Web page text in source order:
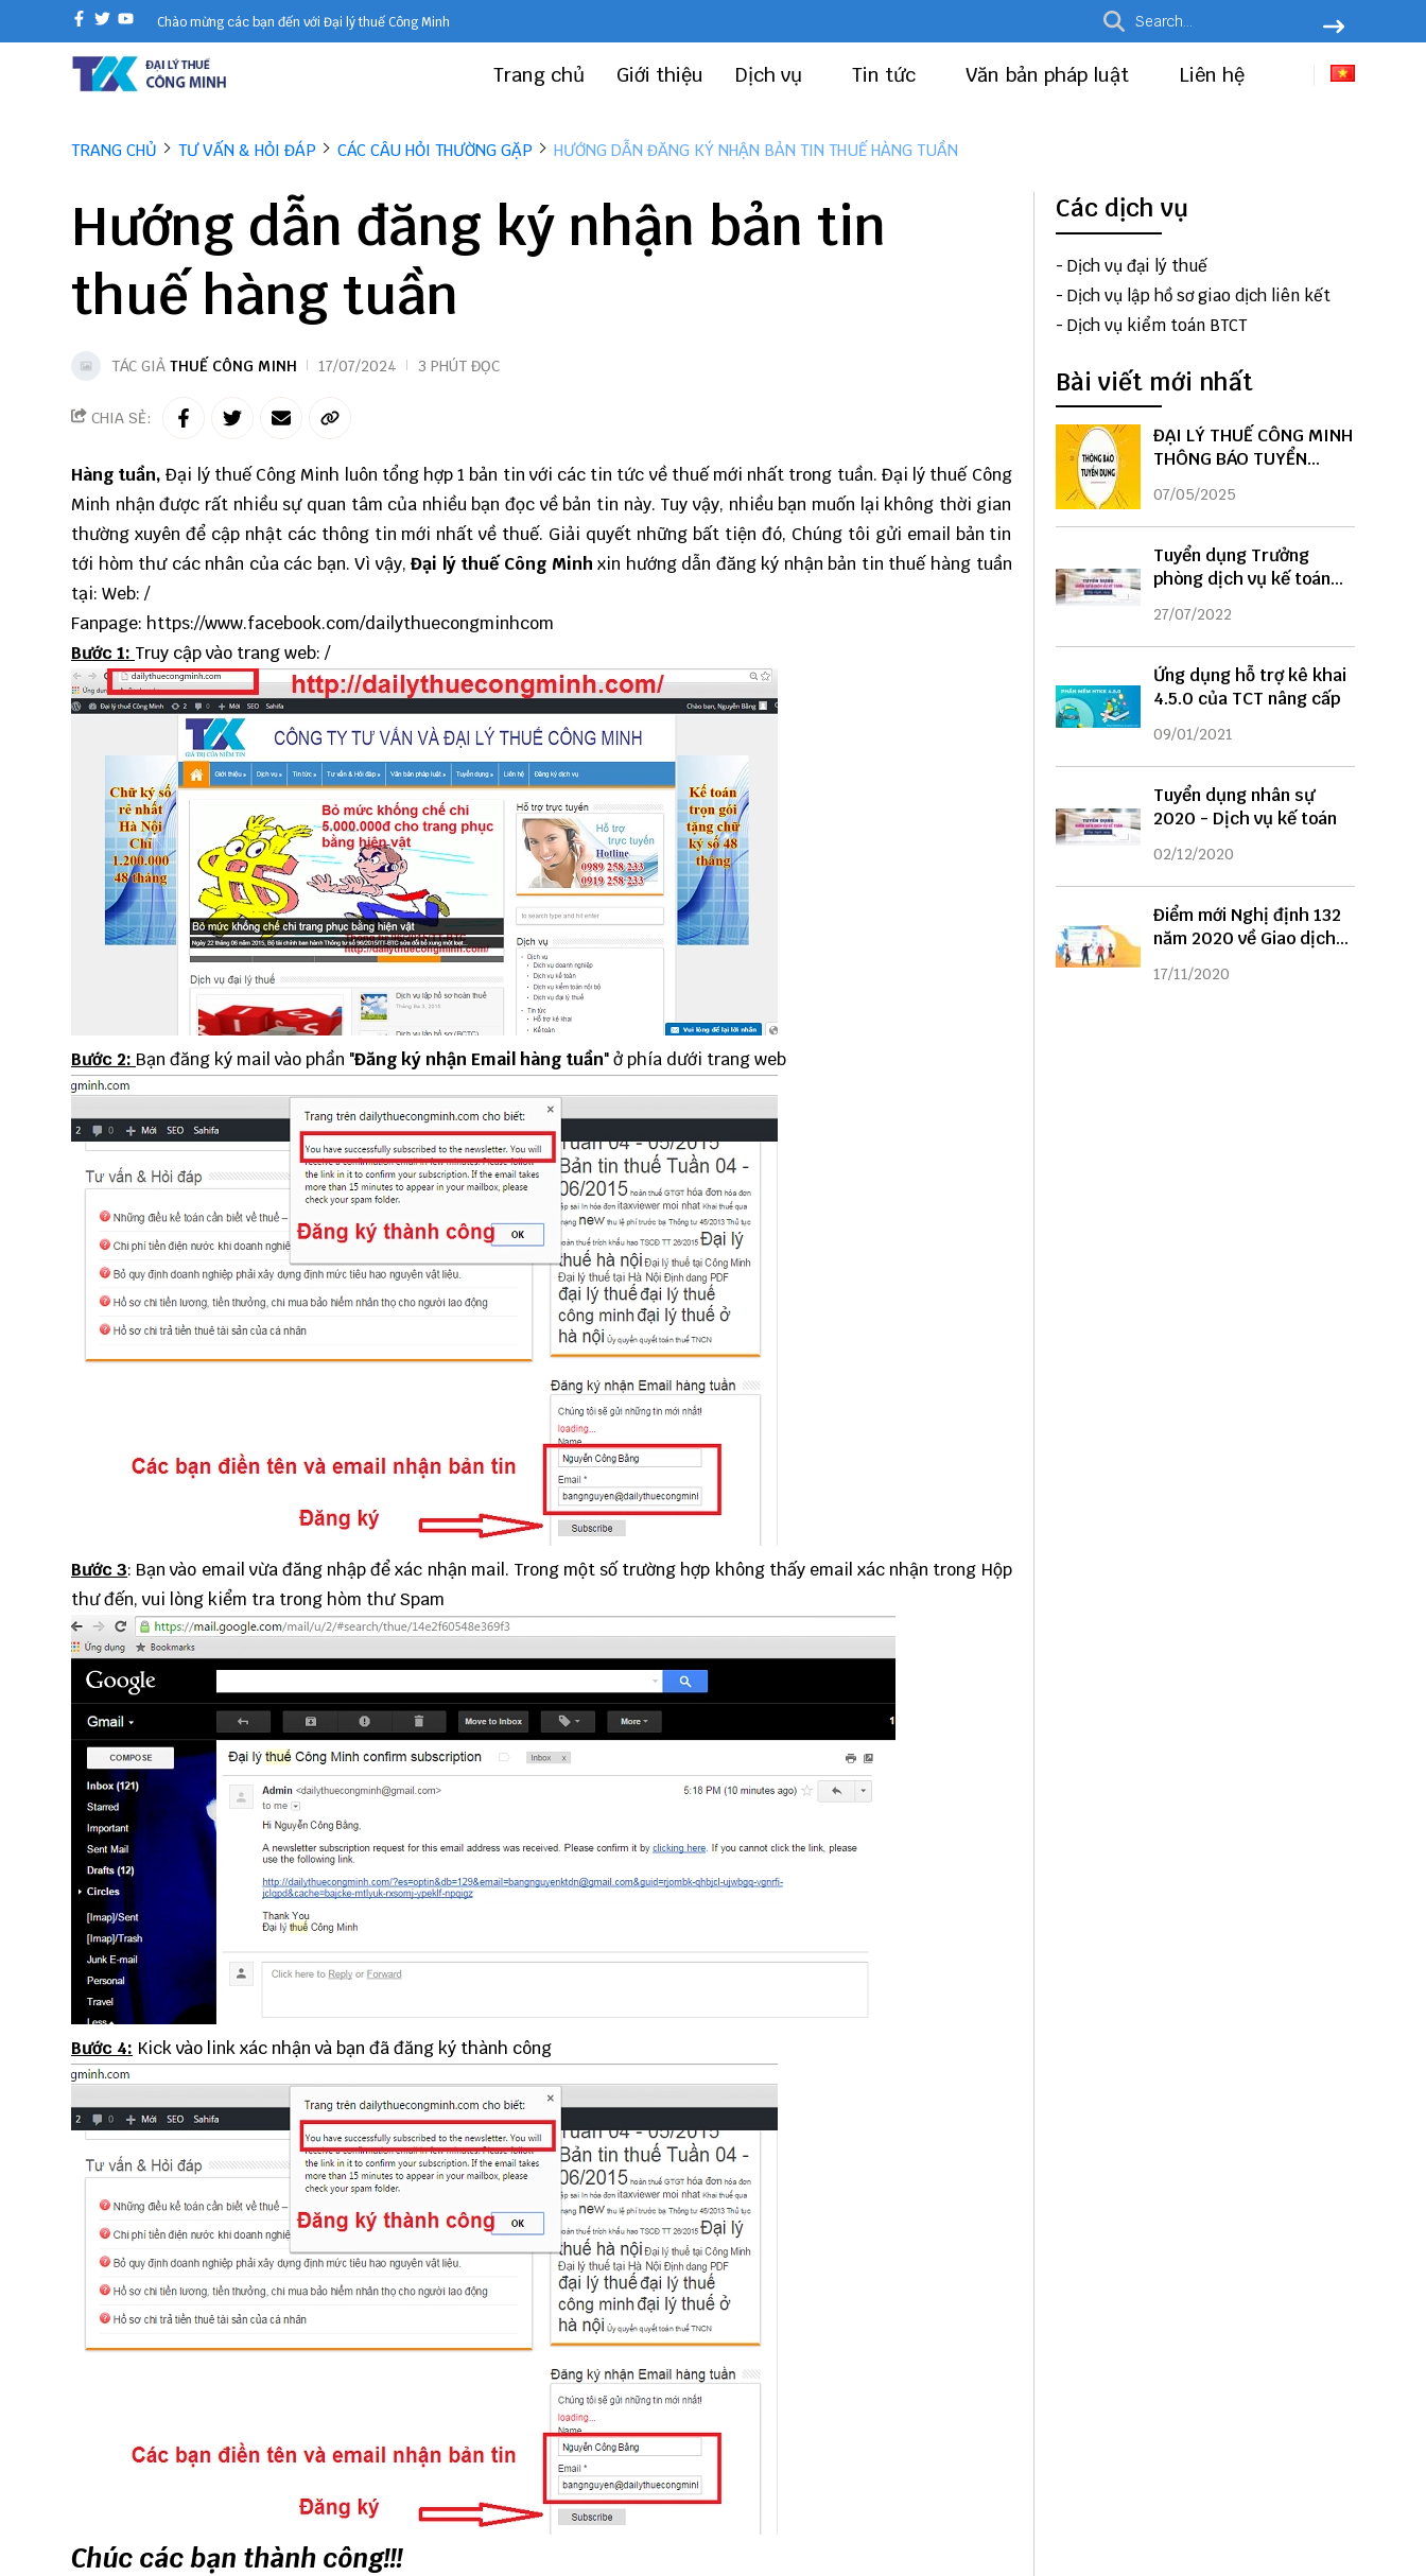
Chào mừng các bạn đến với Đại lý thuế Công Minh
Trang chủ Giới thiệu Dịch vụ Tin tức Văn bản pháp luật Liên hệ
TRANG CHỦ TƯ VẤN & HỎI ĐÁP CÁC CÂU HỎI THƯỜNG GẶP HƯỚNG DẪN ĐĂNG KÝ NHẬN BẢN TIN THUẾ HÀNG TUẦN
Hướng dẫn đăng ký nhận bản tin
thuế hàng tuần
TÁC GIẢ THUẾ CÔNG MINH 17/07/2024 3 PHÚT ĐỌC
CHIA SẺ:
Hàng tuần, Đại lý thuế Công Minh luôn tổng hợp 1 bản tin với các tin tức về thuế mới nhất trong tuần. Đại lý thuế Công
Minh nhận được rất nhiều sự quan tâm của nhiều bạn đọc về bản tin này. Tuy vậy, nhiều bạn muốn lại không thời gian
thường xuyên để cập nhật các thông tin mới nhất về thuế. Giải quyết những bất tiện đó, Chúng tôi gửi email bản tin
tới hòm thư các nhân của các bạn. Vì vậy,Đại lý thuế Công Minh xin hướng dẫn đăng ký nhận bản tin thuế hàng tuần
tại: Web: /
Fanpage: https://www.facebook.com/dailythuecongminhcom
Bước 1: Truy cập vào trang web: /
Bước 2: Bạn đăng ký mail vào phần "Đăng ký nhận Email hàng tuần" ở phía dưới trang web
Bước 3: Bạn vào email vừa đăng nhập để xác nhận mail. Trong một số trường hợp không thấy email xác nhận trong Hộp
thư đến, vui lòng kiểm tra trong hòm thư Spam
Bước 4: Kick vào link xác nhận và bạn đã đăng ký thành công
Chúc các bạn thành công!!!
Các dịch vụ
- Dịch vụ đại lý thuế
- Dịch vụ lập hồ sơ giao dịch liên kết
- Dịch vụ kiểm toán BTCT
Bài viết mới nhất
ĐẠI LÝ THUẾ CÔNG MINH
THÔNG BÁO TUYỂN
DỤNG
07/05/2025
Tuyển dụng Trưởng
phòng dịch vụ kế toán
năm 2022
27/07/2022
Ứng dụng hỗ trợ kê khai
4.5.0 của TCT nâng cấp
09/01/2021
Tuyển dụng nhân sự
2020 - Dịch vụ kế toán
02/12/2020
Điểm mới Nghị định 132
năm 2020 về Giao dịch
liên kết
17/11/2020